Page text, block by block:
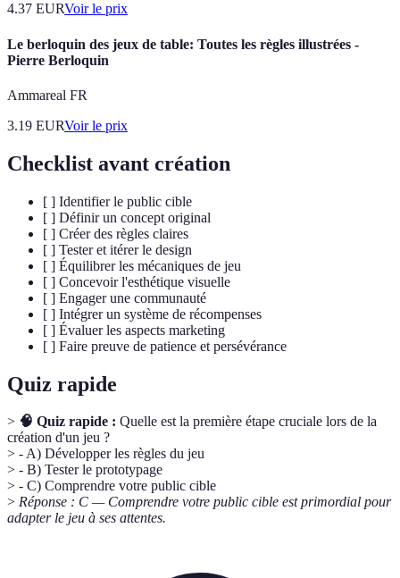
4.37 EURVoir le prix
Le berloquin des jeux de table: Toutes les règles illustrées -
Pierre Berloquin
Ammareal FR
3.19 EURVoir le prix
Checklist avant création
[ ] Identifier le public cible
[ ] Définir un concept original
[ ] Créer des règles claires
[ ] Tester et itérer le design
[ ] Équilibrer les mécaniques de jeu
[ ] Concevoir l'esthétique visuelle
[ ] Engager une communauté
[ ] Intégrer un système de récompenses
[ ] Évaluer les aspects marketing
[ ] Faire preuve de patience et persévérance
Quiz rapide
> 🧠 Quiz rapide : Quelle est la première étape cruciale lors de la
création d'un jeu ?
> - A) Développer les règles du jeu
> - B) Tester le prototypage
> - C) Comprendre votre public cible
> Réponse : C — Comprendre votre public cible est primordial pour
adapter le jeu à ses attentes.